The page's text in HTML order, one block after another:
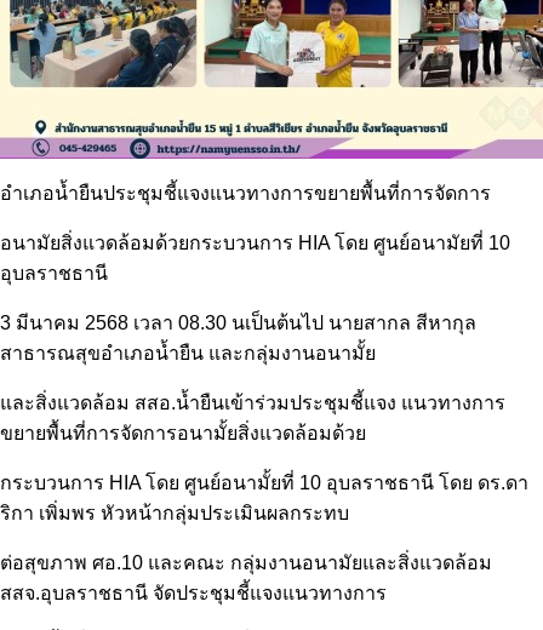
อำเภอน้ำยืนประชุมชี้แจงแนวทางการขยายพื้นที่การจัดการ
อนามัยสิ่งแวดล้อมด้วยกระบวนการ HIA โดย ศูนย์อนามัยที่ 10
อุบลราชธานี
3 มีนาคม 2568 เวลา 08.30 นเป็นต้นไป นายสากล สีหากุล
สาธารณสุขอำเภอน้ำยืน และกลุ่มงานอนามั้ย
และสิ่งแวดล้อม สสอ.น้ำยืนเข้าร่วมประชุมชี้แจง แนวทางการ
ขยายพื้นที่การจัดการอนามั้ยสิ่งแวดล้อมด้วย
กระบวนการ HIA โดย ศูนย์อนามั้ยที่ 10 อุบลราชธานี โดย ดร.ดา
ริกา เพิ่มพร หัวหน้ากลุ่มประเมินผลกระทบ
ต่อสุขภาพ ศอ.10 และคณะ กลุ่มงานอนามัยและสิ่งแวดล้อม
สสจ.อุบลราชธานี จัดประชุมชี้แจงแนวทางการ